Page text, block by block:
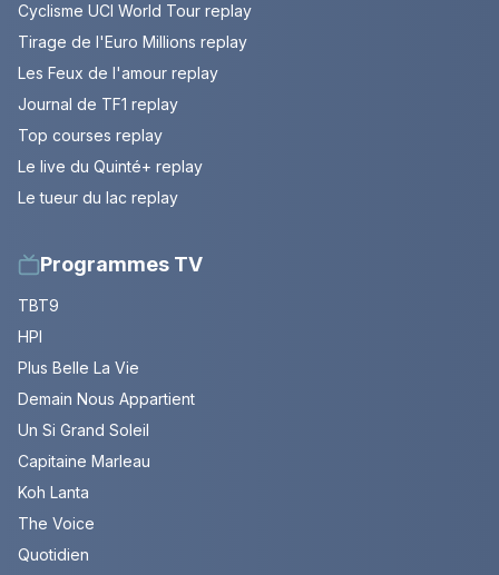
Cyclisme UCI World Tour replay
Tirage de l'Euro Millions replay
Les Feux de l'amour replay
Journal de TF1 replay
Top courses replay
Le live du Quinté+ replay
Le tueur du lac replay
Programmes TV
TBT9
HPI
Plus Belle La Vie
Demain Nous Appartient
Un Si Grand Soleil
Capitaine Marleau
Koh Lanta
The Voice
Quotidien